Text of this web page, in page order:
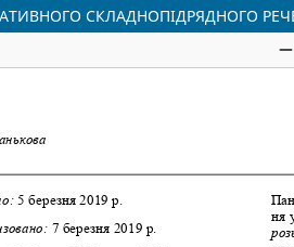
СКЛАДНОПІДРЯДНОГО